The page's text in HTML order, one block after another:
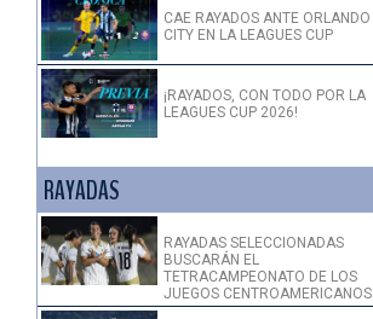
CAE RAYADOS ANTE ORLANDO
CITY EN LA LEAGUES CUP
¡RAYADOS, CON TODO POR LA
LEAGUES CUP 2026!
RAYADAS
RAYADAS SELECCIONADAS
BUSCARÁN EL
TETRACAMPEONATO DE LOS
JUEGOS CENTROAMERICANOS